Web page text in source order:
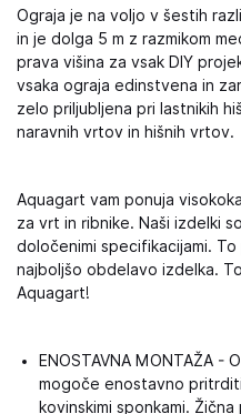
Ograja je na voljo v šestih
in je dolga 5 m z razmikom
prava višina za vsak DIY
vsaka ograja edinstvena in
zelo priljubljena pri lastnikih
naravnih vrtov in hišnih vrtov.
Aquagart vam ponuja
za vrt in ribnike. Naši izdelki
določenimi specifikacijami.
najboljšo obdelavo izdelka.
Aquagart!
ENOSTAVNA MONTAŽA -
mogoče enostavno
kovinskimi sponkami.